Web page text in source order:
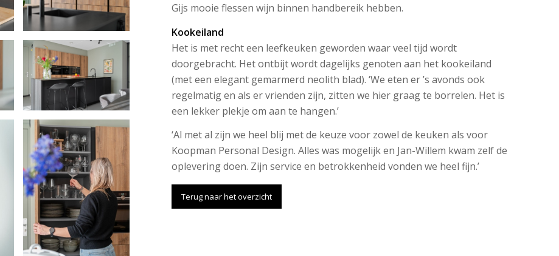
Gijs mooie flessen wijn binnen handbereik hebben.
Kookeiland
Het is met recht een leefkeuken geworden waar veel tijd wordt
doorgebracht. Het ontbijt wordt dagelijks genoten aan het kookeiland
(met een elegant gemarmerd neolith blad). ‘We eten er ’s avonds ook
regelmatig en als er vrienden zijn, zitten we hier graag te borrelen. Het is
een lekker plekje om aan te hangen.’
‘Al met al zijn we heel blij met de keuze voor zowel de keuken als voor
Koopman Personal Design. Alles was mogelijk en Jan-Willem kwam zelf de
oplevering doen. Zijn service en betrokkenheid vonden we heel fijn.’
Terug naar het overzicht